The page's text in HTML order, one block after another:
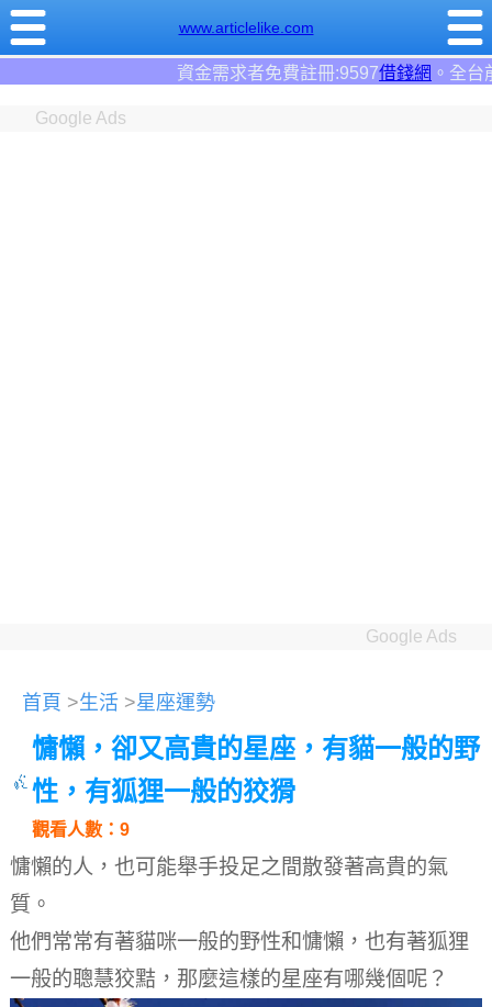
www.articlelike.com
資金需求者免費註冊:9597借錢網。全台前三大借錢網站！
Google Ads
Google Ads
首頁 >生活 >星座運勢
慵懶，卻又高貴的星座，有貓一般的野
性，有狐狸一般的狡猾
觀看人數：9
慵懶的人，也可能舉手投足之間散發著高貴的氣
質。
他們常常有著貓咪一般的野性和慵懶，也有著狐狸
一般的聰慧狡黠，那麼這樣的星座有哪幾個呢？